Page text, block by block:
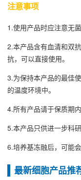
注意事项
1.使用产品时应注意无
2.本产品含有血清和双
抗，可以直接使用。
3.为保持本产品的最佳
的温度环境中。
4.所有产品请于保质期
5.本产品只供进一步科
6.培养基冻融后，可能
最新细胞产品推